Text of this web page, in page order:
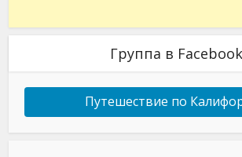
Группа в Facebook
Путешествие по